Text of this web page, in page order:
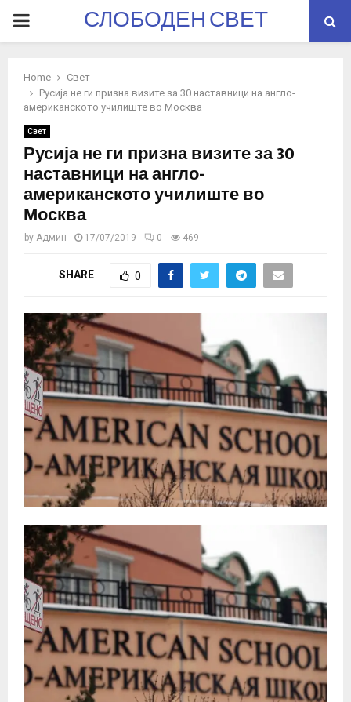
PRIMARYСЛОБОДЕН СВЕТ
Home
Свет
Русија не ги призна визите за 30 наставници на англо-
американското училиште во Москва
Свет
Русија не ги призна визите за 30
наставници на англо-
американското училиште во
Москва
by Админ 17/07/2019 0 469
SHARE 0